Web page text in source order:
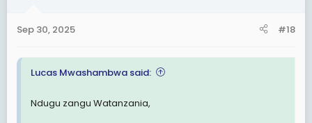
s
Sep 30, 2025 #18
Lucas Mwashambwa said:
Ndugu zangu Watanzania,